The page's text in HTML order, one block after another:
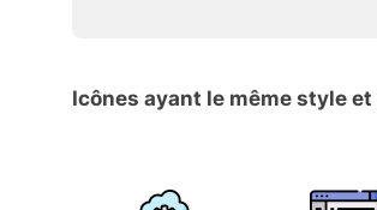
Icônes ayant le même style